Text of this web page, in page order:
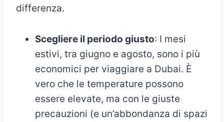
differenza.
Scegliere il periodo giusto: I mesi
estivi, tra giugno e agosto, sono i più
economici per viaggiare a Dubai. È
vero che le temperature possono
essere elevate, ma con le giuste
precauzioni (e un’abbondanza di spazi